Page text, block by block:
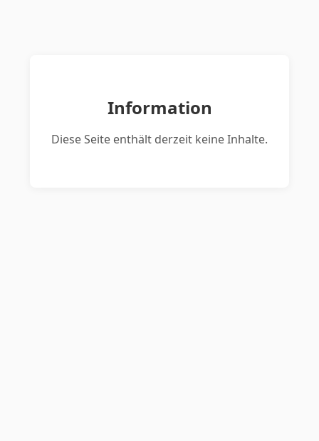
Information
Diese Seite enthält derzeit keine Inhalte.